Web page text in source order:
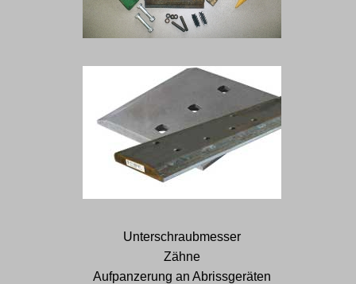
Unterschraubmesser
Zähne
Aufpanzerung an Abrissgeräten